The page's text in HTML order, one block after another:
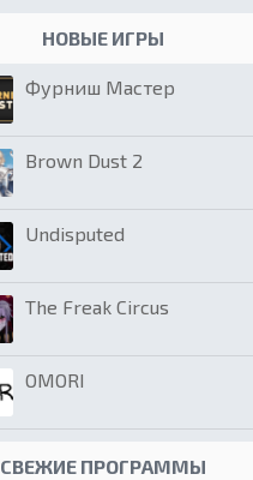
НОВЫЕ ИГРЫ
Фурниш Мастер
Brown Dust 2
Undisputed
The Freak Circus
OMORI
СВЕЖИЕ ПРОГРАММЫ